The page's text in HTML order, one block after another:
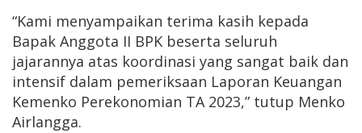
“Kami menyampaikan terima kasih kepada
Bapak Anggota II BPK beserta seluruh
jajarannya atas koordinasi yang sangat baik dan
intensif dalam pemeriksaan Laporan Keuangan
Kemenko Perekonomian TA 2023,” tutup Menko
Airlangga.